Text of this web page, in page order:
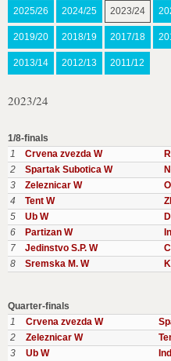
2025/26 2024/25 2023/24
2019/20 2018/19 2017/18
2013/14 2012/13 2011/12
2023/24
1/8-finals
1
Crvena zvezda W
2
Spartak Subotica W
3
Zeleznicar W
4
Tent W
5
Ub W
6
Partizan W
7
Jedinstvo S.P. W
8
Sremska M. W
Quarter-finals
1
Crvena zvezda W
2
Zeleznicar W
3
Ub W